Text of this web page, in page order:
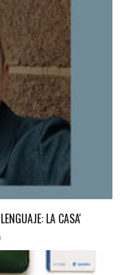
LA CASA'